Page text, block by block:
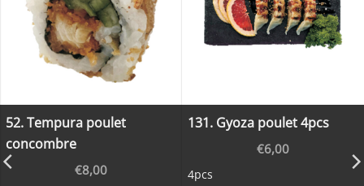
52. Tempura poulet
concombre
€8,00
131. Gyoza poulet 4pcs
€6,00
4pcs